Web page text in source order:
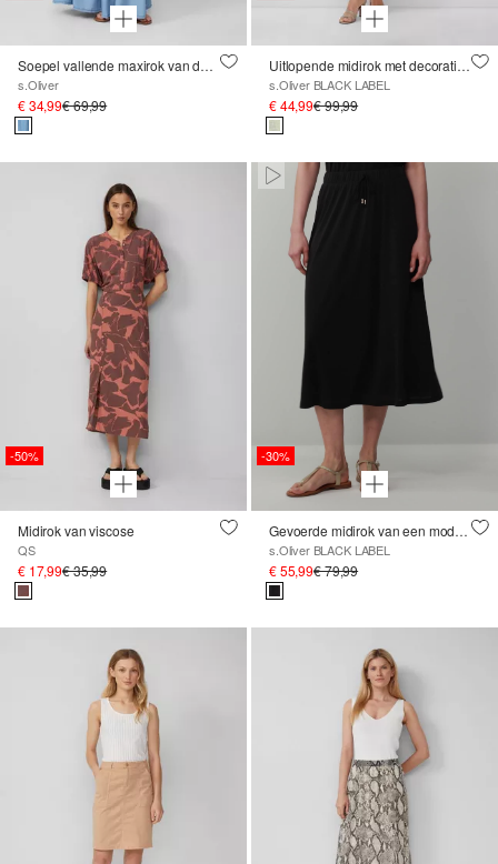
Soepel vallende maxirok van denim
s.Oliver
€ 34,99€ 69,99
Uitlopende midirok met decoratieve knoopsluiting en ceintuur met motief
s.Oliver BLACK LABEL
€ 44,99€ 99,99
-50%
Midirok van viscose
QS
€ 17,99€ 35,99
Paused • Muted
-30%
Gevoerde midirok van een modalmix met elastische band
s.Oliver BLACK LABEL
€ 55,99€ 79,99